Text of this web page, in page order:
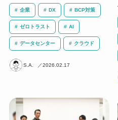
企業 DX BCP対策
ゼロトラスト AI
データセンター クラウド
S.A. 2026.02.17